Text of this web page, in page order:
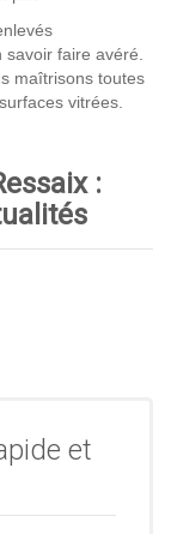
savoir faire avéré.
maîtrisons toutes
vitrées.
:
et